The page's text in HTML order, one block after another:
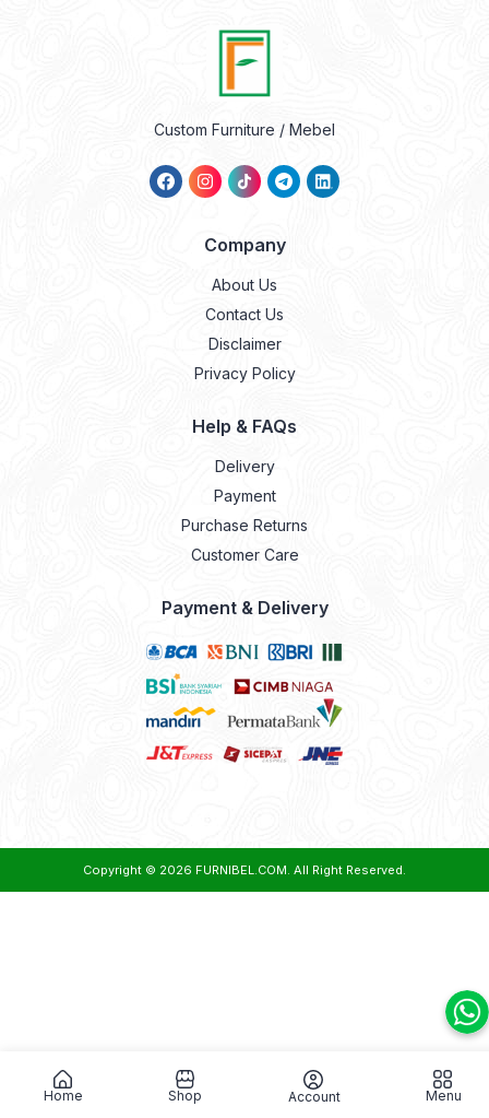
Custom Furniture / Mebel
Company
About Us
Contact Us
Disclaimer
Privacy Policy
Help & FAQs
Delivery
Payment
Purchase Returns
Customer Care
Payment & Delivery
Copyright © 2026 FURNIBEL.COM. All Right Reserved.
Home Shop Account Menu